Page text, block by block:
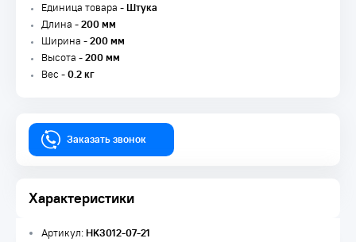
Единица товара -Штука
Длина -200 мм
Ширина -200 мм
Высота -200 мм
Вес -0.2 кг
Заказать звонок
Характеристики
Артикул:HK3012-07-21